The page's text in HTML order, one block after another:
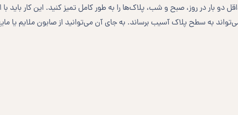
بار در روز، صبح و شب، پلاک‌ها را به طور کامل تمیز کنید. این کار باید
به سطح پلاک آسیب برساند. به جای آن می‌توانید از صابون ملایم یا